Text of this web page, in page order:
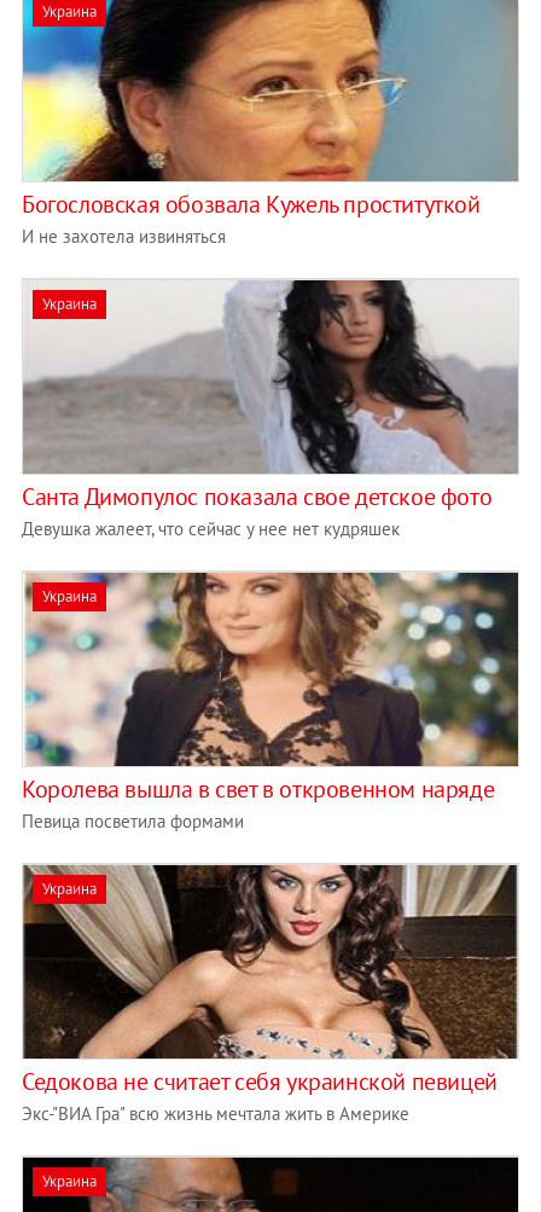
Украина
Богословская обозвала Кужель проституткой
И не захотела извиняться
Украина
Санта Димопулос показала свое детское фото
Девушка жалеет, что сейчас у нее нет кудряшек
Украина
Королева вышла в свет в откровенном наряде
Певица посветила формами
Украина
Седокова не считает себя украинской певицей
Экс-"ВИА Гра" всю жизнь мечтала жить в Америке
Украина